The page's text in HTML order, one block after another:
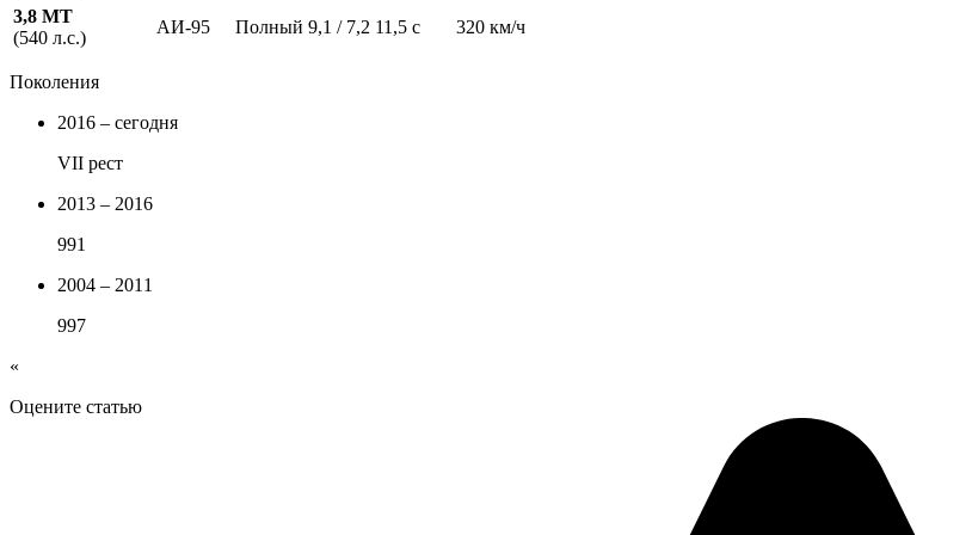
3,8 МТ
(540 л.с.)
АИ-95 Полный 9,1 / 7,2 11,5 с 320 км/ч
Поколения
2016 – сегодня
VII рест
2013 – 2016
991
2004 – 2011
997
«
Оцените статью